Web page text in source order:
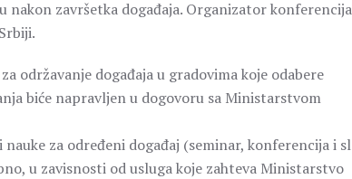
nakon završetka događaja. Organizator
održavanje događaja u gradovima koje odabere
biće napravljen u dogovoru sa Ministarstvom
za određeni događaj (seminar, konferencija i
u zavisnosti od usluga koje zahteva Ministarstvo